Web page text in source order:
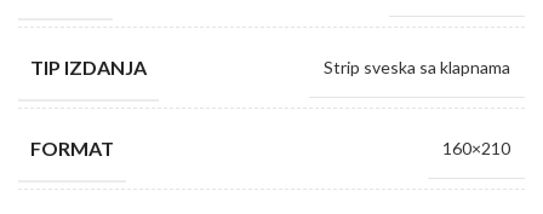
TIP IZDANJA Strip sveska sa klapnama
FORMAT 160×210